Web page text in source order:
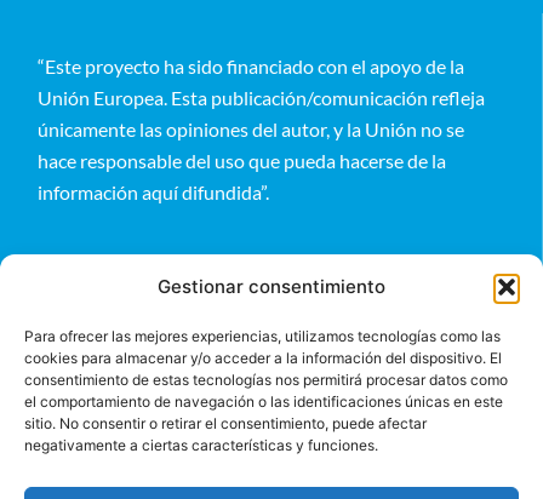
Gestionar consentimiento
Para ofrecer las mejores experiencias, utilizamos tecnologías como las
cookies para almacenar y/o acceder a la información del dispositivo. El
consentimiento de estas tecnologías nos permitirá procesar datos como
el comportamiento de navegación o las identificaciones únicas en este
sitio. No consentir o retirar el consentimiento, puede afectar
negativamente a ciertas características y funciones.
“Este proyecto ha sido financiado con el apoyo de la
Unión Europea. Esta publicación/comunicación refleja
únicamente las opiniones del autor, y la Unión no se
hace responsable del uso que pueda hacerse de la
información aquí difundida”.
Entérate